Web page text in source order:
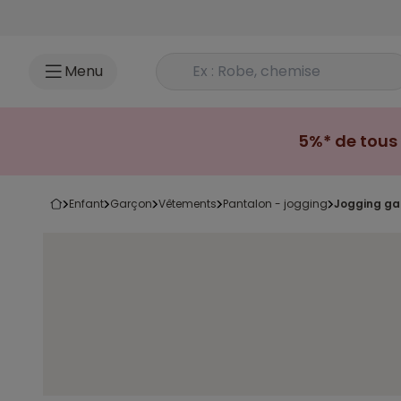
Menu Rechercher un produit
5%* de
enfant garçon vêtements pantalon - jogging jogging